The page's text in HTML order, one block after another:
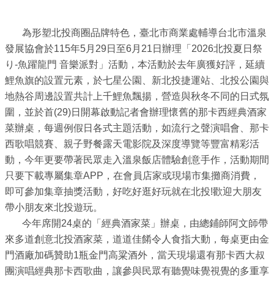
紹
業
務
資
訊
線
上
服
務
司
及
商
為形塑北投商圈品牌特色，臺北市商業處輔導台北市溫泉
發展協會於115年5月29日至6月21日辦理「2026北投夏日祭
り-魚躍龍門 音樂派對」活動，本活動於去年廣獲好評，延續
鯉魚旗的設置元素，於七星公園、新北投捷運站、北投公園與
地熱谷周邊設置共計上千鯉魚飄揚，營造與秋冬不同的日式氛
圍，並於首(29)日開幕啟動記者會辦理懷舊的那卡西經典酒家
菜辦桌，每週例假日各式主題活動，如流行之聲演唱會、那卡
西歌唱競賽、親子野餐露天電影院及深度導覽等豐富精彩活
動，今年更要帶著民眾走入溫泉飯店體驗創意手作，活動期間
只要下載專屬集章APP，在會員店家或現場市集攤商消費，
即可參加集章抽獎活動，好吃好逛好玩就在北投!歡迎大朋友
帶小朋友來北投遊玩。
今年席開24桌的「經典酒家菜」辦桌，由總鋪師阿文師帶
來多道創意北投酒家菜，道道佳餚令人食指大動，每桌更由金
門酒廠加碼贊助1瓶金門高粱酒外，當天現場還有那卡西大叔
團演唱經典那卡西歌曲，讓參與民眾有聽覺味覺視覺的多重享